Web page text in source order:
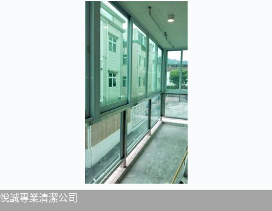
悅誠專業清潔公司